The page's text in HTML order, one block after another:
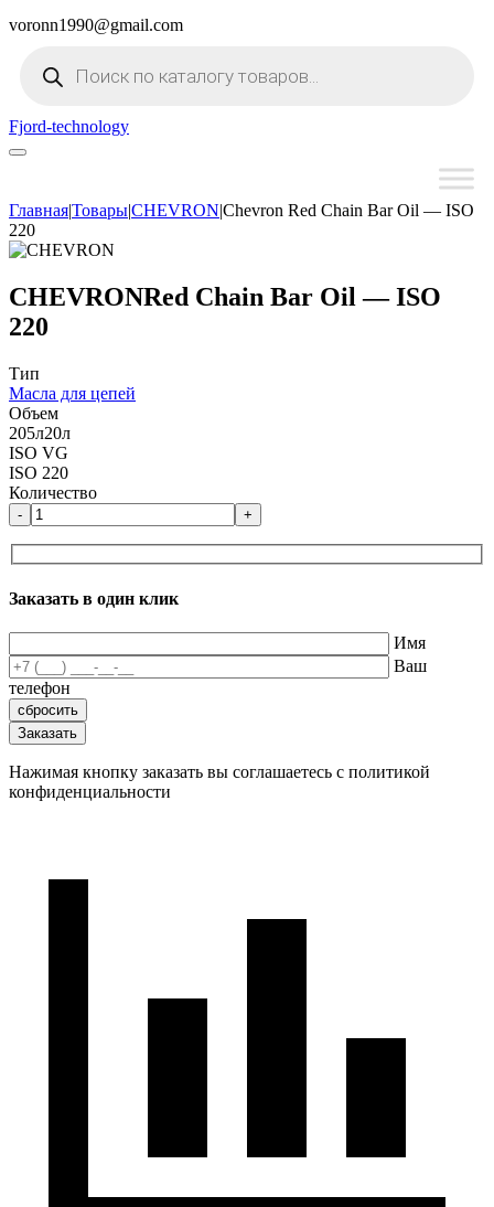
voronn1990@gmail.com
товаров
Fjord-technology
Главная|Товары|CHEVRON|Chevron Red Chain Bar Oil — ISO
220
CHEVRONRed Chain Bar Oil — ISO
220
Тип
Масла для цепей
Объем
205л20л
ISO VG
ISO 220
Количество
- +
Заказать в один клик
Имя
Ваш
телефон
Нажимая кнопку заказать вы соглашаетесь с политикой
конфиденциальности